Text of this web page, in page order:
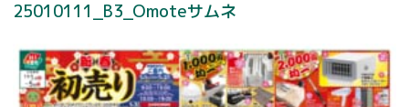
25010111_B3_Omoteサムネ